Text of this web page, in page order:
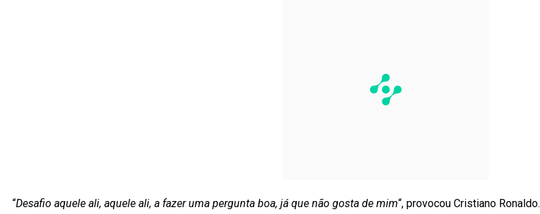
“Desafio aquele ali, aquele ali, a fazer uma pergunta boa, já que não gosta de mim“, provocou Cristiano Ronaldo.